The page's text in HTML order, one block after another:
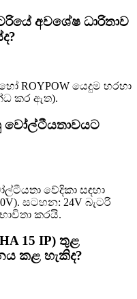
අවශේෂ ධාරිතාව
ROYPOW යෙදුම හරහා
කර ඇත).
වෝල්ටීයතාවයට
වේදිකා සඳහා
සටහන: 24V බැටරි
කරයි.
HA 15 IP) තුළ
කළ හැකිද?